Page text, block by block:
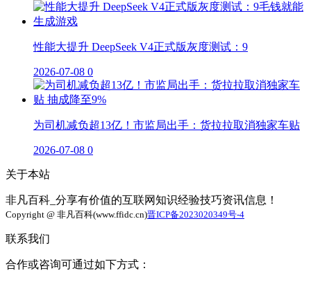
性能大提升 DeepSeek V4正式版灰度测试：9
2026-07-08 0
为司机减负超13亿！市监局出手：货拉拉取消独家车贴
2026-07-08 0
关于本站
非凡百科_分享有价值的互联网知识经验技巧资讯信息！
Copyright @ 非凡百科(www.ffidc.cn)晋ICP备2023020349号-4
联系我们
合作或咨询可通过如下方式：